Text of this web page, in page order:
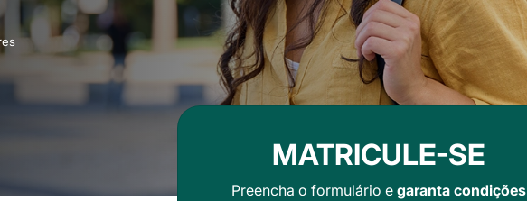
MATRICULE-SE
Preencha o formulário e garanta condições